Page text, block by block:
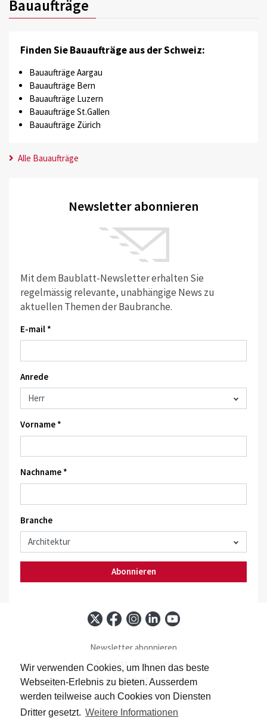
Wir verwenden Cookies, um Ihnen das beste
Webseiten-Erlebnis zu bieten. Ausserdem
werden teilweise auch Cookies von Diensten
Dritter gesetzt. Weitere Informationen
Bauaufträge
Finden Sie Bauaufträge aus der Schweiz:
Bauaufträge Aargau
Bauaufträge Bern
Bauaufträge Luzern
Bauaufträge St.Gallen
Bauaufträge Zürich
Alle Bauaufträge
Newsletter abonnieren
Mit dem Baublatt-Newsletter erhalten Sie
regelmässig relevante, unabhängige News zu
aktuellen Themen der Baubranche.
E-mail *
Anrede
Vorname *
Nachname *
Branche
Abonnieren
Newsletter abonnieren
Baublatt abonnieren
Kontakt
Impressum
Datenschutz